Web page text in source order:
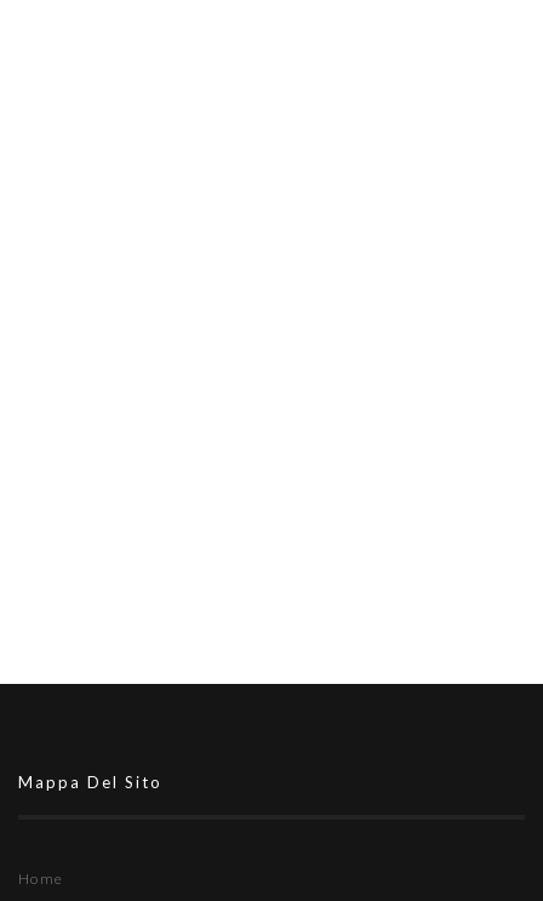
Mappa Del Sito
Home